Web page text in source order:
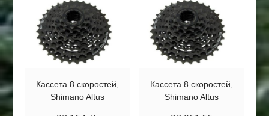
Кассета 8 скоростей,
Shimano Altus
Кассета 8 скоростей,
Shimano Altus